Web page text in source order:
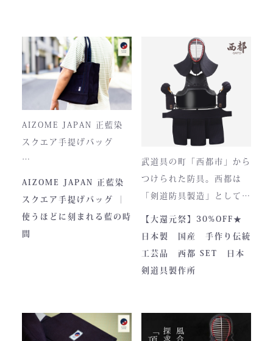
堅牢さ、美しい造形、そし
て驚くほどの機動力。実戦
に必要な「守り」と「動
き」を極限まで高めたこの
一式は、まさに現代剣道具
の完成形と呼ぶにふさわし
い逸品です。余計な装飾を
一切排し、機能美だけを追
求した姿。そこに宿るの
は、全日本武道具が誇
る“実用美”と魂の職人技で
す。
正藍染ならではの深みある
色合いは、使い込むほどに
風合いが増し、唯一無二の
存在へと変化。
さらに、熊本の熟練職人に
AIZOME JAPAN 正藍染
スクエア手提げバッグ
とってもお洒落な和柄の手
提げバッグです。
内側には2つのポケットが
ついております。
ハンドルの高さ：22cm
AIZOME JAPAN 正藍染
スクエア手提げバッグ ｜
使うほどに刻まれる藍の時
間
武道具の町「西都市」から
つけられた防具。西都は
「剣道防具製造」として町
のPRやふるさと納税のた
めに作られました。しかし
全国の販売店様の強い意向
で卸販売を開始すると瞬く
トが町のPRとふるさと納
税ということもあり、高品
【大還元祭】30%OFF★
日本製 国産 手作り伝統
工芸品 西都 SET 日本
剣道具製作所